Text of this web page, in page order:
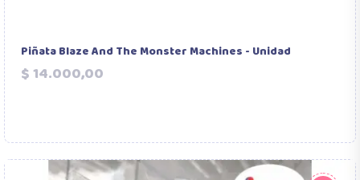
Piñata Blaze And The Monster Machines - Unidad
$ 14.000,00